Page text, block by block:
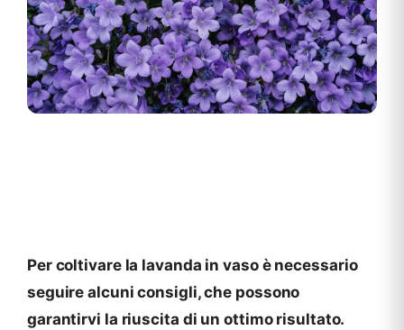
Per coltivare la lavanda in vaso è necessario
seguire alcuni consigli, che possono
garantirvi la riuscita di un ottimo risultato.